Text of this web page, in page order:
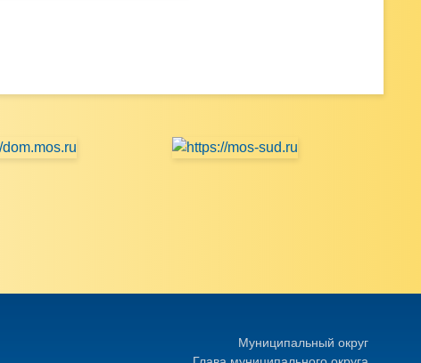
Муниципальный округ